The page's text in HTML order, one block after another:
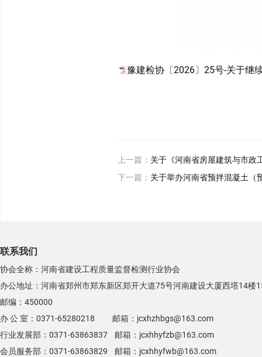
豫建检协〔2026〕25号-关于继
上一篇： 关于《河南省房屋建筑与市政
下一篇： 关于举办河南省预拌混凝土（
联系我们
协会全称：河南省建设工程质量监督检测行业协会
办公地址：河南省郑州市郑东新区郑开大道75号河南建设大厦西塔14楼
邮编：450000
办 公 室：0371-65280218 邮箱：jcxhzhbgs@163.com
行业发展部：0371-63863837 邮箱：jcxhhyfzb@163.com
会员服务部：0371-63863829 邮箱：jcxhhyfwb@163.com